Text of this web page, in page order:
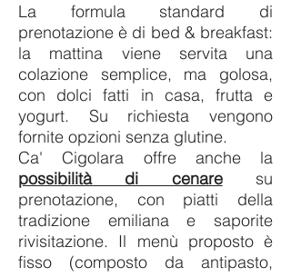
La formula standard di
prenotazioneè di bed & breakfast:
la mattina viene servita una
colazione semplice, ma golosa,
con dolci fatti in casa, frutta e
yogurt. Su richiesta vengono
fornite opzioni senza glutine.
Ca' Cigolara offre anche la
possibilità di cenaresu
prenotazione, con piatti della
tradizione emiliana e saporite
rivisitazione. Il menù proposto è
fisso (composto da antipasto,